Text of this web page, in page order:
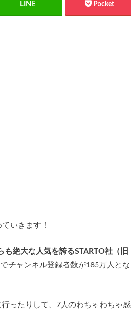
Pocket
いきます！
絶大な人気を誇るSTARTO社（旧
チャンネル登録者数が185万人とな
ったりして、7人のわちゃわちゃ感